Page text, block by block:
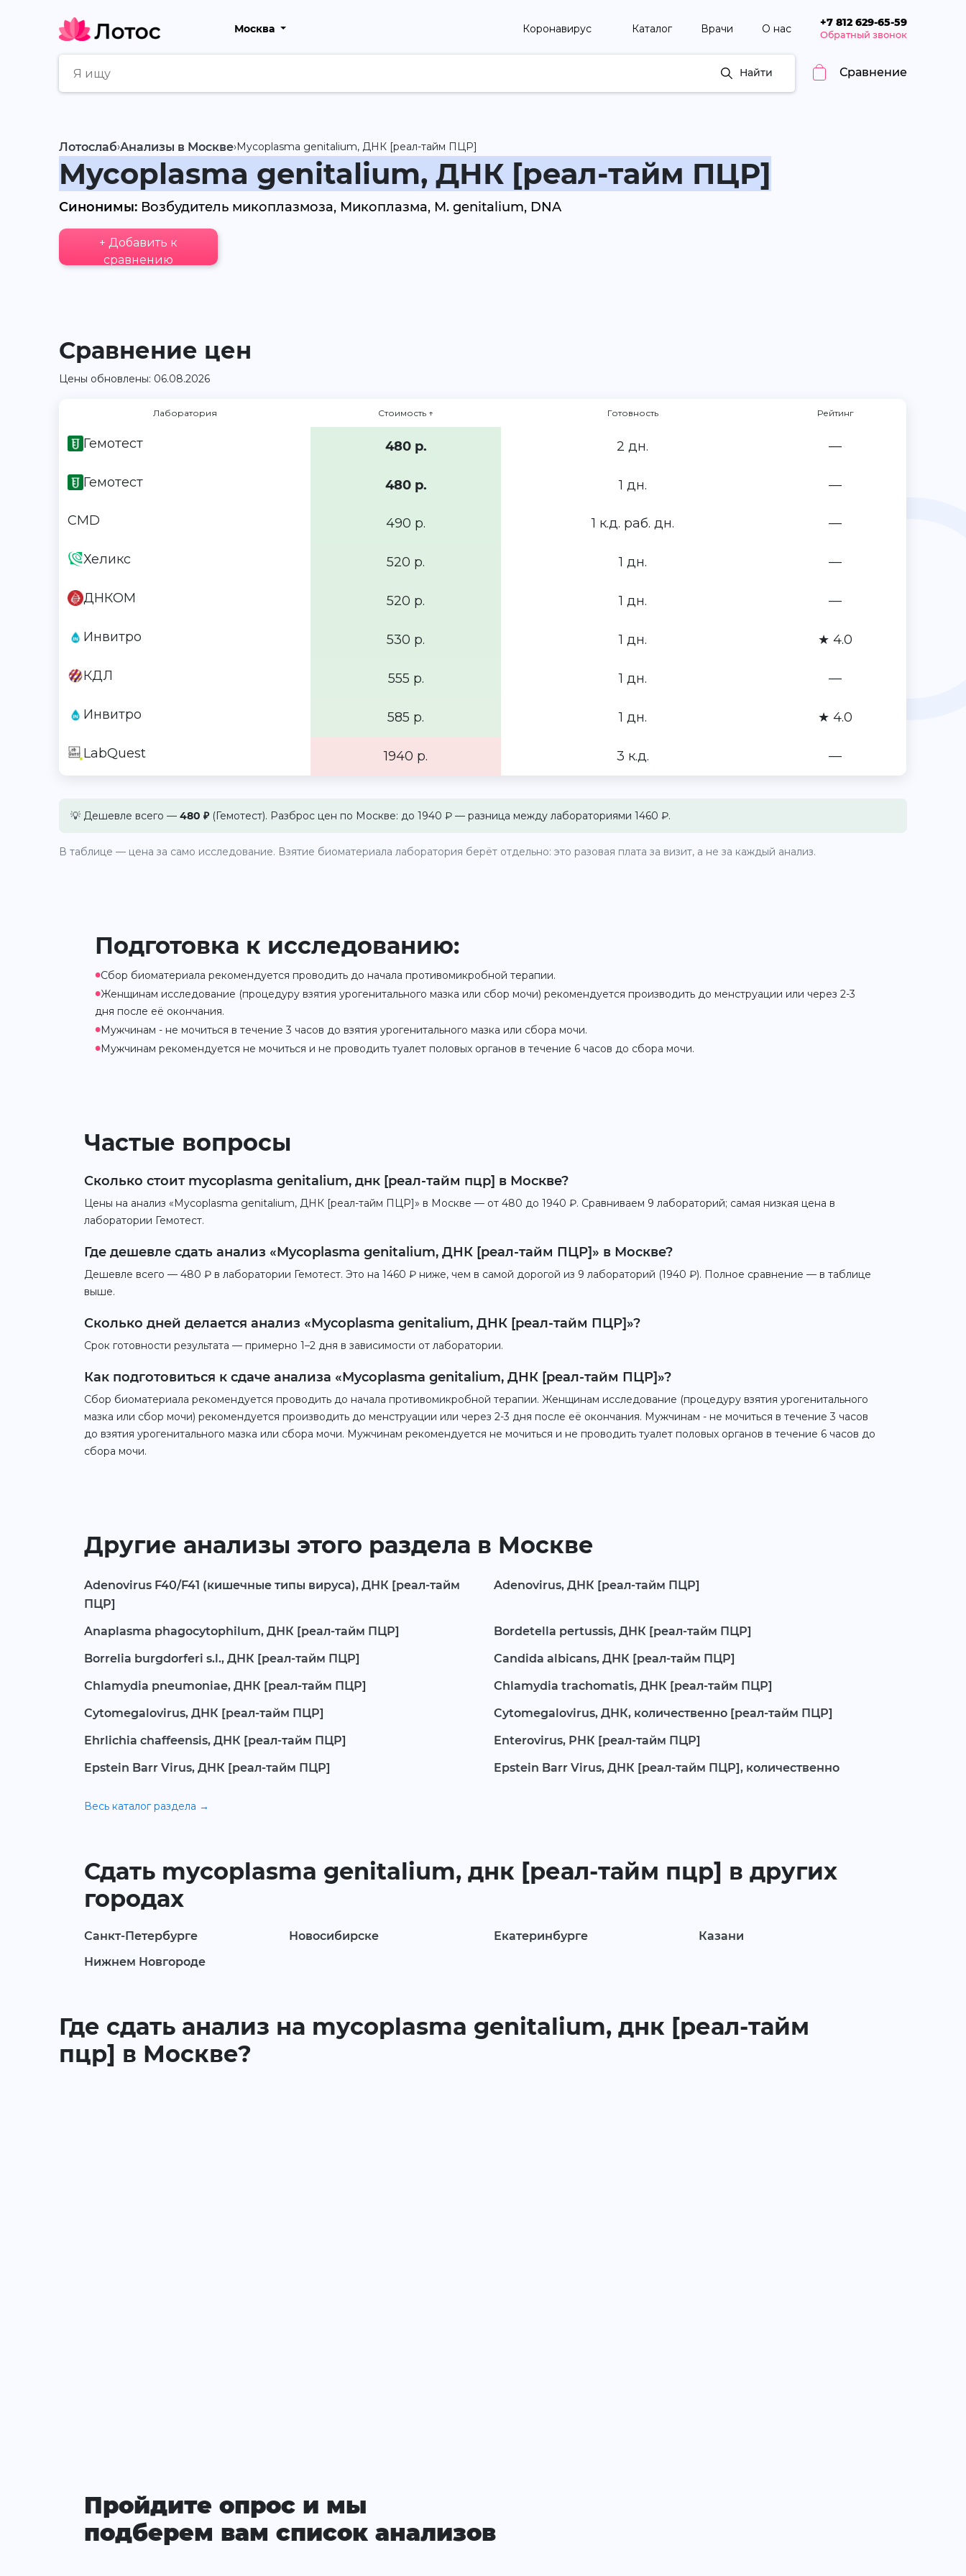
Москва Коронавирус Каталог Врачи О нас +7 812 629-65-59
Обратный звонок
Найти Сравнение
Лотослаб›Анализы в Москве›Mycoplasma genitalium, ДНК [реал-тайм ПЦР]
Mycoplasma genitalium, ДНК [реал-тайм ПЦР]
Синонимы: Возбудитель микоплазмоза, Микоплазма, M. genitalium, DNA
+ Добавить к
сравнению
Сравнение цен
Цены обновлены: 06.08.2026
Лаборатория Стоимость ↑ Готовность Рейтинг
Гемотест 480 р. 2 дн. —
Гемотест 480 р. 1 дн. —
CMD 490 р. 1 к.д. раб. дн. —
Хеликс 520 р. 1 дн. —
ДНКОМ 520 р. 1 дн. —
Инвитро 530 р. 1 дн. ★ 4.0
КДЛ 555 р. 1 дн. —
Инвитро 585 р. 1 дн. ★ 4.0
LabQuest 1940 р. 3 к.д. —
💡 Дешевле всего —480 ₽(Гемотест). Разброс цен по Москве: до 1940 ₽ — разница между лабораториями 1460 ₽.
В таблице — цена за само исследование. Взятие биоматериала лаборатория берёт отдельно: это разовая плата за визит, а не за каждый анализ.
Подготовка к исследованию:
•Сбор биоматериала рекомендуется проводить до начала противомикробной терапии.
•Женщинам исследование (процедуру взятия урогенитального мазка или сбор мочи) рекомендуется производить до менструации или через 2-3
дня после её окончания.
•Мужчинам - не мочиться в течение 3 часов до взятия урогенитального мазка или сбора мочи.
•Мужчинам рекомендуется не мочиться и не проводить туалет половых органов в течение 6 часов до сбора мочи.
Частые вопросы
Сколько стоит mycoplasma genitalium, днк [реал-тайм пцр] в Москве?
Цены на анализ «Mycoplasma genitalium, ДНК [реал-тайм ПЦР]» в Москве — от 480 до 1940 ₽. Сравниваем 9 лабораторий; самая низкая цена в
лаборатории Гемотест.
Где дешевле сдать анализ «Mycoplasma genitalium, ДНК [реал-тайм ПЦР]» в Москве?
Дешевле всего — 480 ₽ в лаборатории Гемотест. Это на 1460 ₽ ниже, чем в самой дорогой из 9 лабораторий (1940 ₽). Полное сравнение — в таблице
выше.
Сколько дней делается анализ «Mycoplasma genitalium, ДНК [реал-тайм ПЦР]»?
Срок готовности результата — примерно 1–2 дня в зависимости от лаборатории.
Как подготовиться к сдаче анализа «Mycoplasma genitalium, ДНК [реал-тайм ПЦР]»?
Сбор биоматериала рекомендуется проводить до начала противомикробной терапии. Женщинам исследование (процедуру взятия урогенитального
мазка или сбор мочи) рекомендуется производить до менструации или через 2-3 дня после её окончания. Мужчинам - не мочиться в течение 3 часов
до взятия урогенитального мазка или сбора мочи. Мужчинам рекомендуется не мочиться и не проводить туалет половых органов в течение 6 часов до
сбора мочи.
Другие анализы этого раздела в Москве
Adenovirus F40/F41 (кишечные типы вируса), ДНК [реал-тайм
ПЦР]
Adenovirus, ДНК [реал-тайм ПЦР]
Anaplasma phagocytophilum, ДНК [реал-тайм ПЦР]
Bordetella pertussis, ДНК [реал-тайм ПЦР]
Borrelia burgdorferi s.l., ДНК [реал-тайм ПЦР]
Candida albicans, ДНК [реал-тайм ПЦР]
Chlamydia pneumoniae, ДНК [реал-тайм ПЦР]
Chlamydia trachomatis, ДНК [реал-тайм ПЦР]
Cytomegalovirus, ДНК [реал-тайм ПЦР]
Cytomegalovirus, ДНК, количественно [реал-тайм ПЦР]
Ehrlichia chaffeensis, ДНК [реал-тайм ПЦР]
Enterovirus, РНК [реал-тайм ПЦР]
Epstein Barr Virus, ДНК [реал-тайм ПЦР]
Epstein Barr Virus, ДНК [реал-тайм ПЦР], количественно
Весь каталог раздела →
Сдать mycoplasma genitalium, днк [реал-тайм пцр] в других
городах
Санкт-Петербурге Новосибирске Екатеринбурге
Казани
Нижнем Новгороде
Где сдать анализ на mycoplasma genitalium, днк [реал-тайм
пцр] в Москве?
Пройдите опрос и мы
подберем вам список анализов